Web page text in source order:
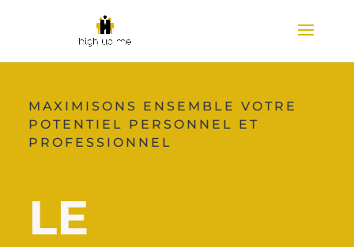
MAXIMISONS ENSEMBLE VOTRE
POTENTIEL PERSONNEL ET
PROFESSIONNEL
LE